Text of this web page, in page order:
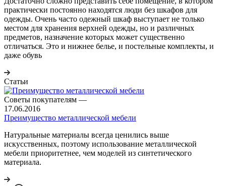
практически постоянно находятся люди без шкафов для
одежды. Очень часто одежный шкаф выступает не только
местом для хранения верхней одежды, но и различных
предметов, назначение которых может существенно
отличаться. Это и нижнее белье, и постельные комплекты, и
даже обувь
Статьи
Советы покупателям —
17.06.2016
Преимущество металлической мебели
Натуральные материалы всегда ценились выше
искусственных, поэтому использование металлической
мебели приоритетнее, чем моделей из синтетического
материала.